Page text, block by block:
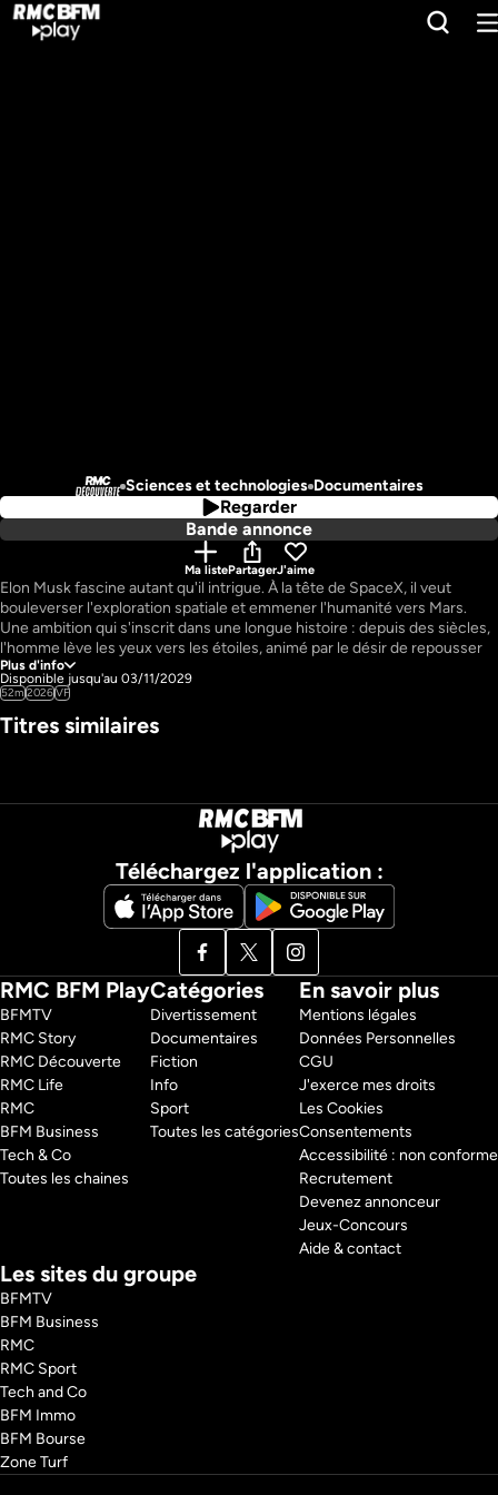
Sciences et technologies Documentaires
Regarder
Bande annonce
Ma listePartagerJ'aime
Elon Musk fascine autant qu'il intrigue. À la tête de SpaceX, il veut
bouleverser l'exploration spatiale et emmener l'humanité vers Mars.
Une ambition qui s'inscrit dans une longue histoire : depuis des siècles,
l'homme lève les yeux vers les étoiles, animé par le désir de repousser
ses limites et de percer les mystères de l'univers.
l'élan s'essouffle. Mais le XXIe siècle marque un tournant : Elon Musk
public.
La révolution est d'abord technologique. Pour la première fois, des
fusées deviennent réutilisables, capables de revenir se poser après leur
lancement. Mieux encore, SpaceX développe des systèmes capables
de rattraper en vol un étage de fusée grâce à un bras mécanique géant,
baptisé "Mechazilla". Une avancée spectaculaire qui pourrait
transformer durablement l'économie spatiale.
À travers des images d'archives et des reconstitutions en 3D, ce
documentaire dévoile les coulisses de ces exploits et montre comment
ces innovations rapprochent un objectif longtemps jugé impossible :
faire de l'humanité une espèce multiplanétaire.
Pays : France
Plus d'info
Disponible jusqu'au 03/11/2029
52m2026VF
Titres similaires
Téléchargez l'application :
RMC BFM Play
BFMTV
RMC Story
RMC Découverte
RMC Life
RMC
BFM Business
Tech & Co
Toutes les chaines
Catégories
Divertissement
Documentaires
Fiction
Info
Sport
Toutes les catégories
En savoir plus
Mentions légales
Données Personnelles
CGU
J'exerce mes droits
Les Cookies
Consentements
Accessibilité : non conforme
Recrutement
Devenez annonceur
Jeux-Concours
Aide & contact
Les sites du groupe
BFMTV
BFM Business
RMC
RMC Sport
Tech and Co
BFM Immo
BFM Bourse
Zone Turf